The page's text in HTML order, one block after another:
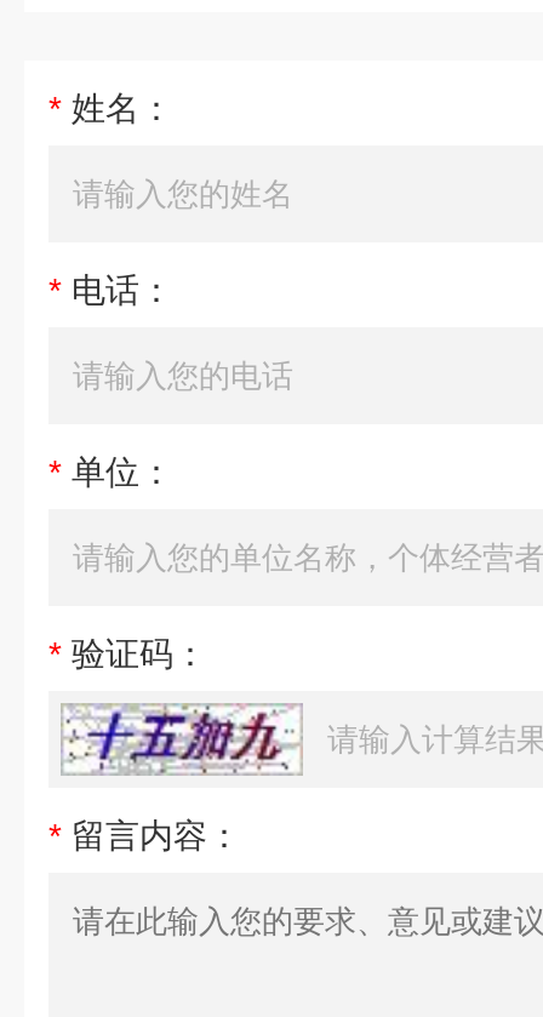
* 姓名：
* 电话：
* 单位：
* 验证码：
* 留言内容：